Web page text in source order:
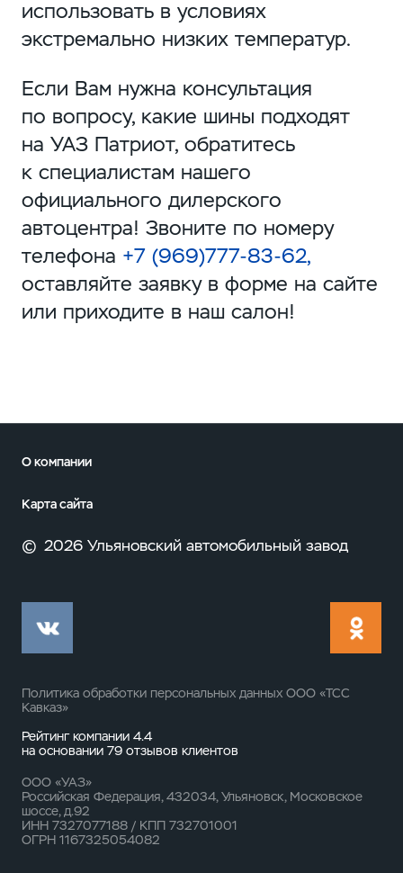
использовать в условиях
экстремально низких температур.
Если Вам нужна консультация
по вопросу, какие шины подходят
на УАЗ Патриот, обратитесь
к специалистам нашего
официального дилерского
автоцентра! Звоните по номеру
телефона +7 (969)777-83-62,
оставляйте заявку в форме на сайте
или приходите в наш салон!
О компании
Карта сайта
© 2026 Ульяновский автомобильный завод
Политика обработки персональных данных ООО «ТСС
Кавказ»
Рейтинг компании 4.4
на основании 79 отзывов клиентов
ООО «УАЗ»
Российская Федерация, 432034, Ульяновск, Московское
шоссе, д.92
ИНН 7327077188 / КПП 732701001
ОГРН 1167325054082